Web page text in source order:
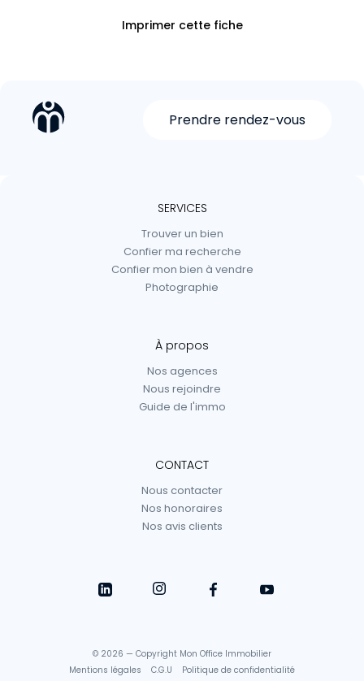
Imprimer cette fiche
Prendre rendez-vous
SERVICES
Trouver un bien
Confier ma recherche
Confier mon bien à vendre
Photographie
À propos
Nos agences
Nous rejoindre
Guide de l'immo
CONTACT
Nous contacter
Nos honoraires
Nos avis clients
© 2026 — Copyright Mon Office Immobilier
Mentions légales
C.G.U Politique de confidentialité